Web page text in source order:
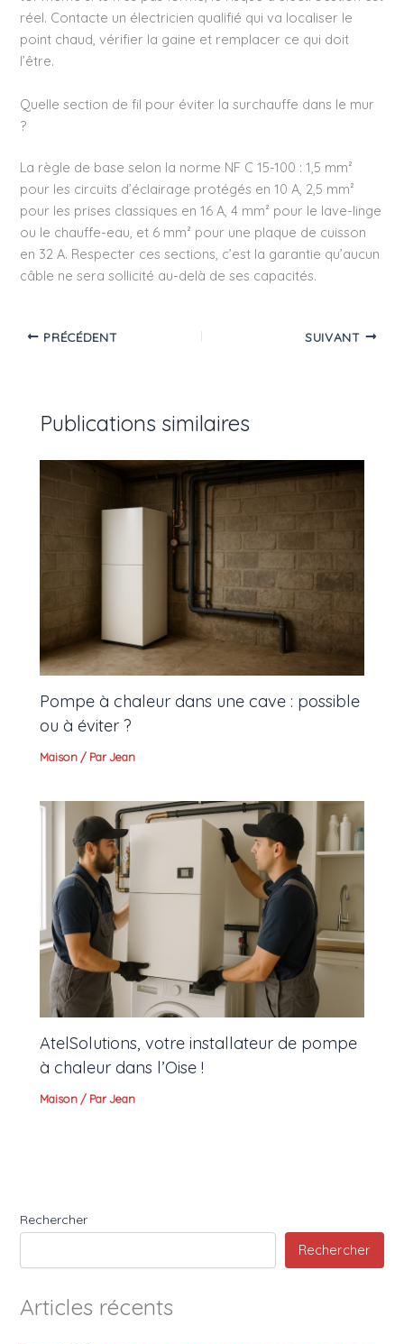
réel. Contacte un électricien qualifié qui va localiser le
point chaud, vérifier la gaine et remplacer ce qui doit
l’être.
Quelle section de fil pour éviter la surchauffe dans le mur
?
La règle de base selon la norme NF C 15-100 : 1,5 mm²
pour les circuits d’éclairage protégés en 10 A, 2,5 mm²
pour les prises classiques en 16 A, 4 mm² pour le lave-linge
ou le chauffe-eau, et 6 mm² pour une plaque de cuisson
en 32 A. Respecter ces sections, c’est la garantie qu’aucun
câble ne sera sollicité au-delà de ses capacités.
PRÉCÉDENT SUIVANT
Publications similaires
Pompe à chaleur dans une cave : possible
ou à éviter ?
Maison / ParJean
AtelSolutions, votre installateur de pompe
à chaleur dans l’Oise !
Maison / ParJean
Rechercher
Rechercher
Articles récents